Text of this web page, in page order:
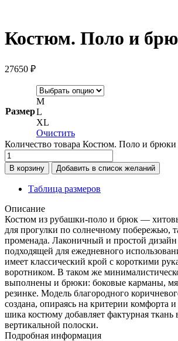
Костюм. Поло и
27650 ₽
Размер
M
L
XL
Очистить
Количество товара Костюм. Поло и брюки
В корзину Добавить в список желаний
Таблица размеров
Описание
Костюм из рубашки-поло и брюк —
для прогулки по солнечному побережью,
променада. Лаконичный и простой дизайн
подходящей для ежедневного
имеет классический крой с короткими
воротником. В таком же
выполнены и брюки: боковые карманы,
резинке. Модель благородного
создана, опираясь на критерии комфорта
шика костюму добавляет фактурная ткань
вертикальной полоски.
Подробная информация